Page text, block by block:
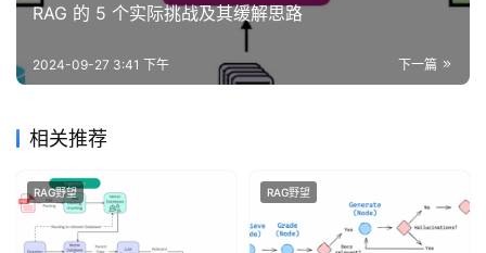
业
讯
A
I
免
RAG 的 5 个实际挑战及其缓解思路
下一篇
2024-09-27 3:41 下午
相关推荐
RAG野望 RAG野望